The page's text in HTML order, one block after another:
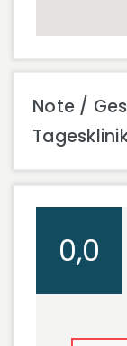
Note /
0,0